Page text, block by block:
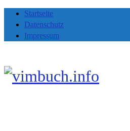
Startseite
Datenschutz
Impressum